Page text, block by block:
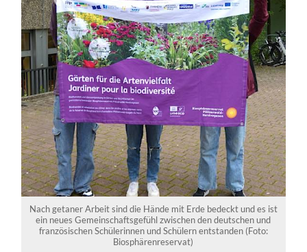
Nach getaner Arbeit sind die Hände mit Erde bedeckt und es ist
ein neues Gemeinschaftsgefühl zwischen den deutschen und
französischen Schülerinnen und Schülern entstanden (Foto:
Biosphärenreservat)